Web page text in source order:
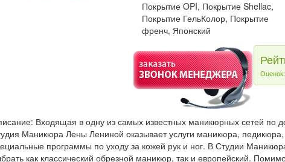
Покрытие OPI, Покрытие Shellac,
Покрытие ГельКолор, Покрытие
френч, Японский
Входящая в одну из самых известных маникюрных сетей по
Маникюра Лены Лениной оказывает услуги маникюра, педикюра,
программы по уходу за кожей рук и ног. В Студии
как классический обрезной маникюр, так и европейский.